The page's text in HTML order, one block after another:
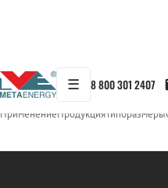
☰ 8 800 301 2407
← Продукция/ШИНОДЕРЖАТЕЛИ
ПрименениеПродукцияТипоразмеры